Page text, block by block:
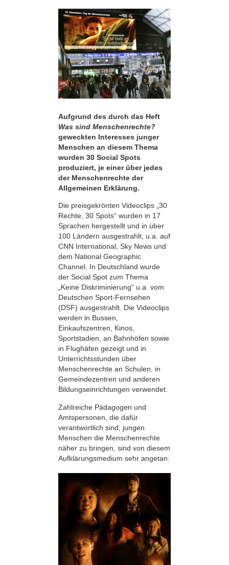
Aufgrund des durch das Heft
Was sind Menschenrechte?
geweckten Interesses junger
Menschen an diesem Thema
wurden 30 Social Spots
produziert, je einer über jedes
der Menschenrechte der
Allgemeinen Erklärung.
Die preisgekrönten Videoclips „30
Rechte, 30 Spots“ wurden in 17
Sprachen hergestellt und in über
100 Ländern ausgestrahlt, u.a. auf
CNN International, Sky News und
dem National Geographic
Channel. In Deutschland wurde
der Social Spot zum Thema
„Keine Diskriminierung“ u.a. vom
Deutschen Sport-Fernsehen
(DSF) ausgestrahlt. Die Videoclips
werden in Bussen,
Einkaufszentren, Kinos,
Sportstadien, an Bahnhöfen sowie
in Flughäfen gezeigt und in
Unterrichtsstunden über
Menschenrechte an Schulen, in
Gemeindezentren und anderen
Bildungseinrichtungen verwendet.
Zahlreiche Pädagogen und
Amtspersonen, die dafür
verantwortlich sind, jungen
Menschen die Menschenrechte
näher zu bringen, sind von diesem
Aufklärungsmedium sehr angetan: